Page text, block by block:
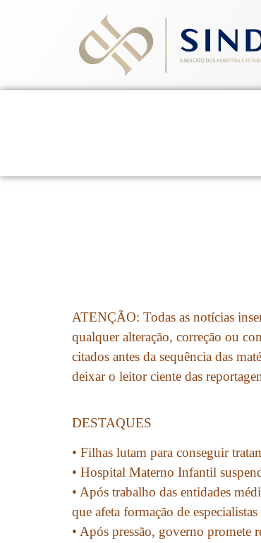
ATENÇÃO: Todas as notícias
qualquer alteração, correção ou
citados antes da sequência das
deixar o leitor ciente das
DESTAQUES
• Filhas lutam para conseguir
• Hospital Materno Infantil
• Após trabalho das entidades
que afeta formação de especialistas
• Após pressão, governo promete